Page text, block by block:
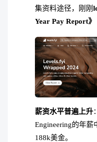
集资料途径，刚刚
Year Pay Report》
薪资水平普遍上升
Engineering的年薪
188k美金。